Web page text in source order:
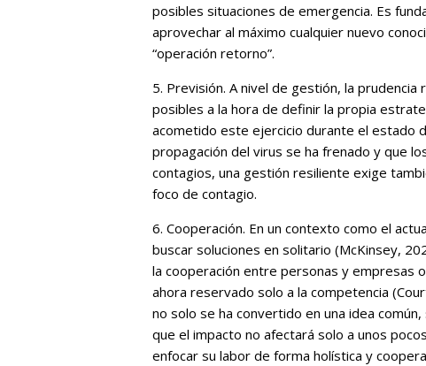
posibles situaciones de emergencia. Es
aprovechar al máximo cualquier nuevo
“operación retorno”.
5. Previsión. A nivel de gestión, la
posibles a la hora de definir la propia
acometido este ejercicio durante el estado
propagación del virus se ha frenado y que
contagios, una gestión resiliente exige
foco de contagio.
6. Cooperación. En un contexto como el
buscar soluciones en solitario (McKinsey,
la cooperación entre personas y empresas
ahora reservado solo a la competencia
no solo se ha convertido en una idea
que el impacto no afectará solo a unos
enfocar su labor de forma holística y